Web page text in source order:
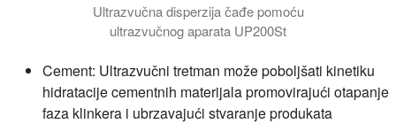
Ultrazvučna disperzija čađe pomoću
ultrazvučnog aparata UP200St
Cement: Ultrazvučni tretman može poboljšati kinetiku
hidratacije cementnih materijala promovirajući otapanje
faza klinkera i ubrzavajući stvaranje produkata